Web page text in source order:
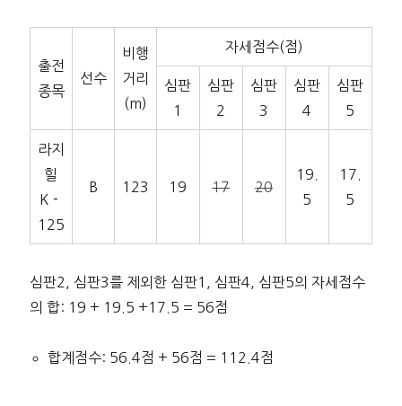
출전
종목
선수
비행
거리
(m)
자세점수(점)
심판
1
심판
2
심판
3
심판
4
심판
5
라지
힐
K－
125
B 123 19 17 20
19.
5
17.
5
심판2, 심판3를 제외한 심판1, 심판4, 심판5의 자세점수
의 합: 19 + 19.5 +17.5 = 56점
합계점수: 56.4점 + 56점 = 112.4점